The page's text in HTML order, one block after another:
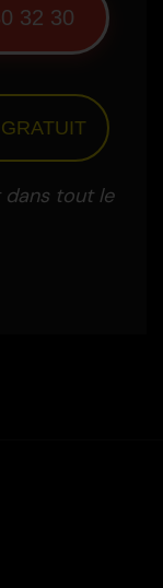
32 30
dans tout le